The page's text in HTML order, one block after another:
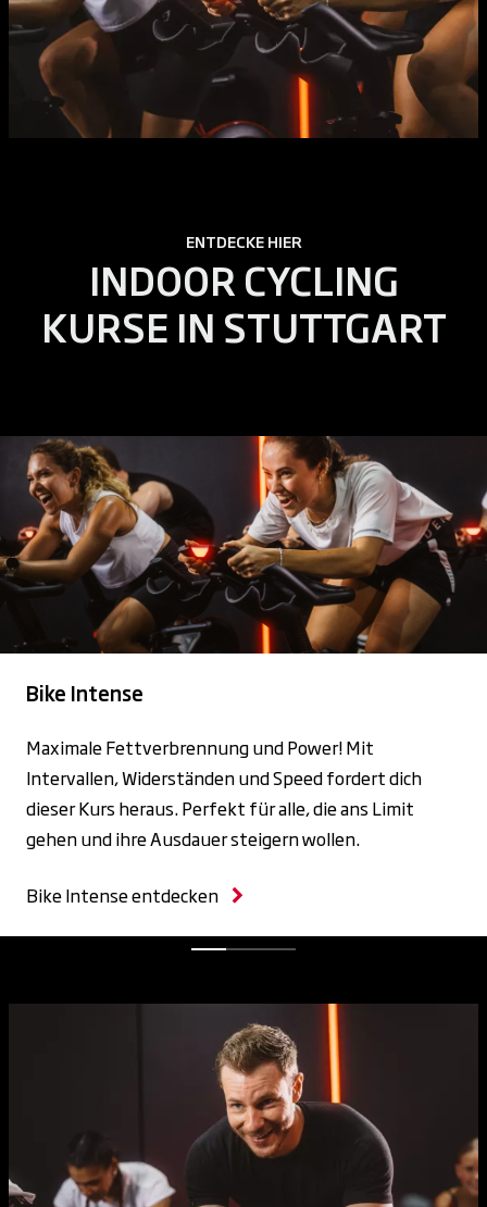
ENTDECKE HIER
INDOOR CYCLING
KURSE IN STUTTGART
Bike Intense
Maximale Fettverbrennung und Power! Mit
Intervallen, Widerständen und Speed fordert dich
dieser Kurs heraus. Perfekt für alle, die ans Limit
gehen und ihre Ausdauer steigern wollen.
Bike Intense entdecken